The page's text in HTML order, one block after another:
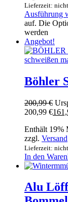
Lieferzeit:
Ausführung
auf. Die
werden
Angebot!
Böhler
200,99€
200,99 €
Enthält 19%
zzgl. Versand
Lieferzeit:
In den
Alu